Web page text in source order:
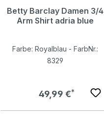
Betty Barclay Damen 3/4
Arm Shirt adria blue
Farbe: Royalblau - FarbNr.:
8329
Regulärer Preis:
49,99 €